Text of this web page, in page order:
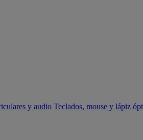
y audio Teclados, mouse y lápiz